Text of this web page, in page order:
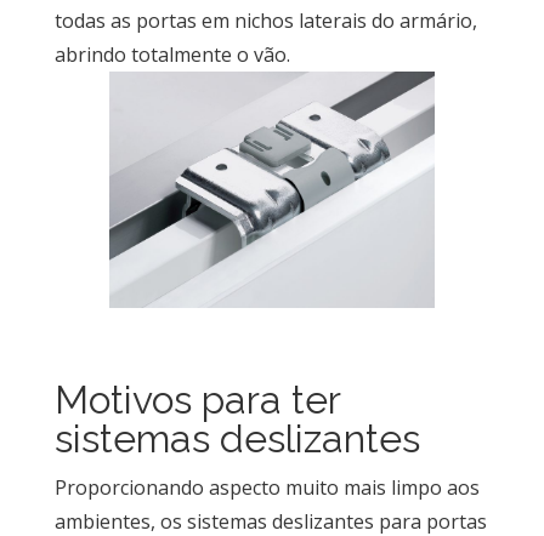
todas as portas em nichos laterais do armário,
abrindo totalmente o vão.
Motivos para ter
sistemas deslizantes
Proporcionando aspecto muito mais limpo aos
ambientes, os sistemas deslizantes para portas